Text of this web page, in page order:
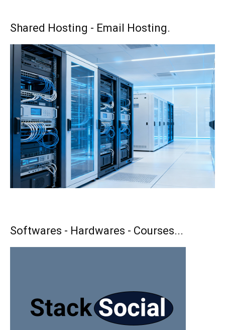
Shared Hosting - Email Hosting.
Softwares - Hardwares - Courses...